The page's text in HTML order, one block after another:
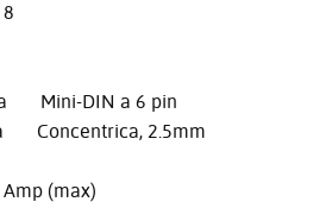
Mini-DIN a 6 pin
Concentrica, 2.5mm
(max)